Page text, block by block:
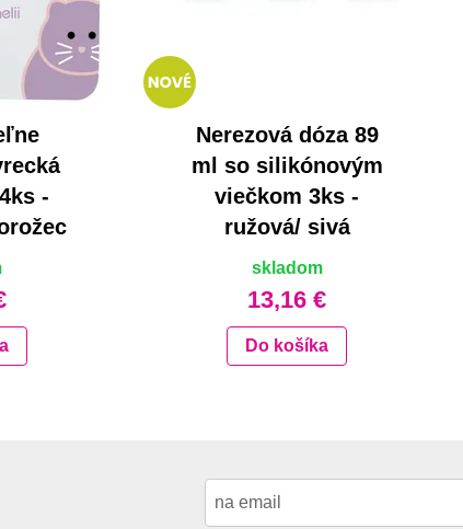
-
Nerezová dóza 89
ml so silikónovým
viečkom 3ks -
ružová/ sivá
skladom
13,16 €
Do košíka